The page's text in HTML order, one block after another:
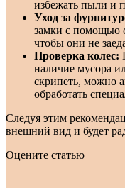
избежать пыли и
Уход за
замки с помощью
чтобы они не
Проверка колес:
наличие мусора
скрипеть, можно
обработать
Следуя этим
внешний вид и будет
Оцените статью